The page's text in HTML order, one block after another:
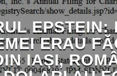
EPSTEIN:
ERAU
IAȘI,